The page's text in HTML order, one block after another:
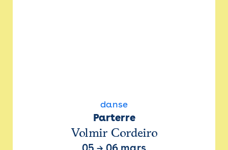
danse
Parterre
Volmir Cordeiro